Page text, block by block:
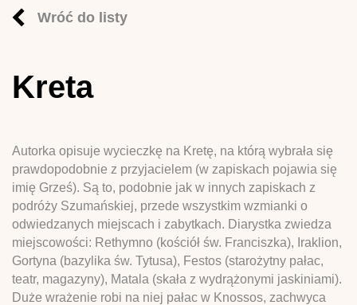
Wróć do listy
Kreta
Autorka opisuje wycieczkę na Kretę, na którą wybrała się
prawdopodobnie z przyjacielem (w zapiskach pojawia się
imię Grześ). Są to, podobnie jak w innych zapiskach z
podróży Szumańskiej, przede wszystkim wzmianki o
odwiedzanych miejscach i zabytkach. Diarystka zwiedza
miejscowości: Rethymno (kościół św. Franciszka), Iraklion,
Gortyna (bazylika św. Tytusa), Festos (starożytny pałac,
teatr, magazyny), Matala (skała z wydrążonymi jaskiniami).
Duże wrażenie robi na niej pałac w Knossos, zachwyca